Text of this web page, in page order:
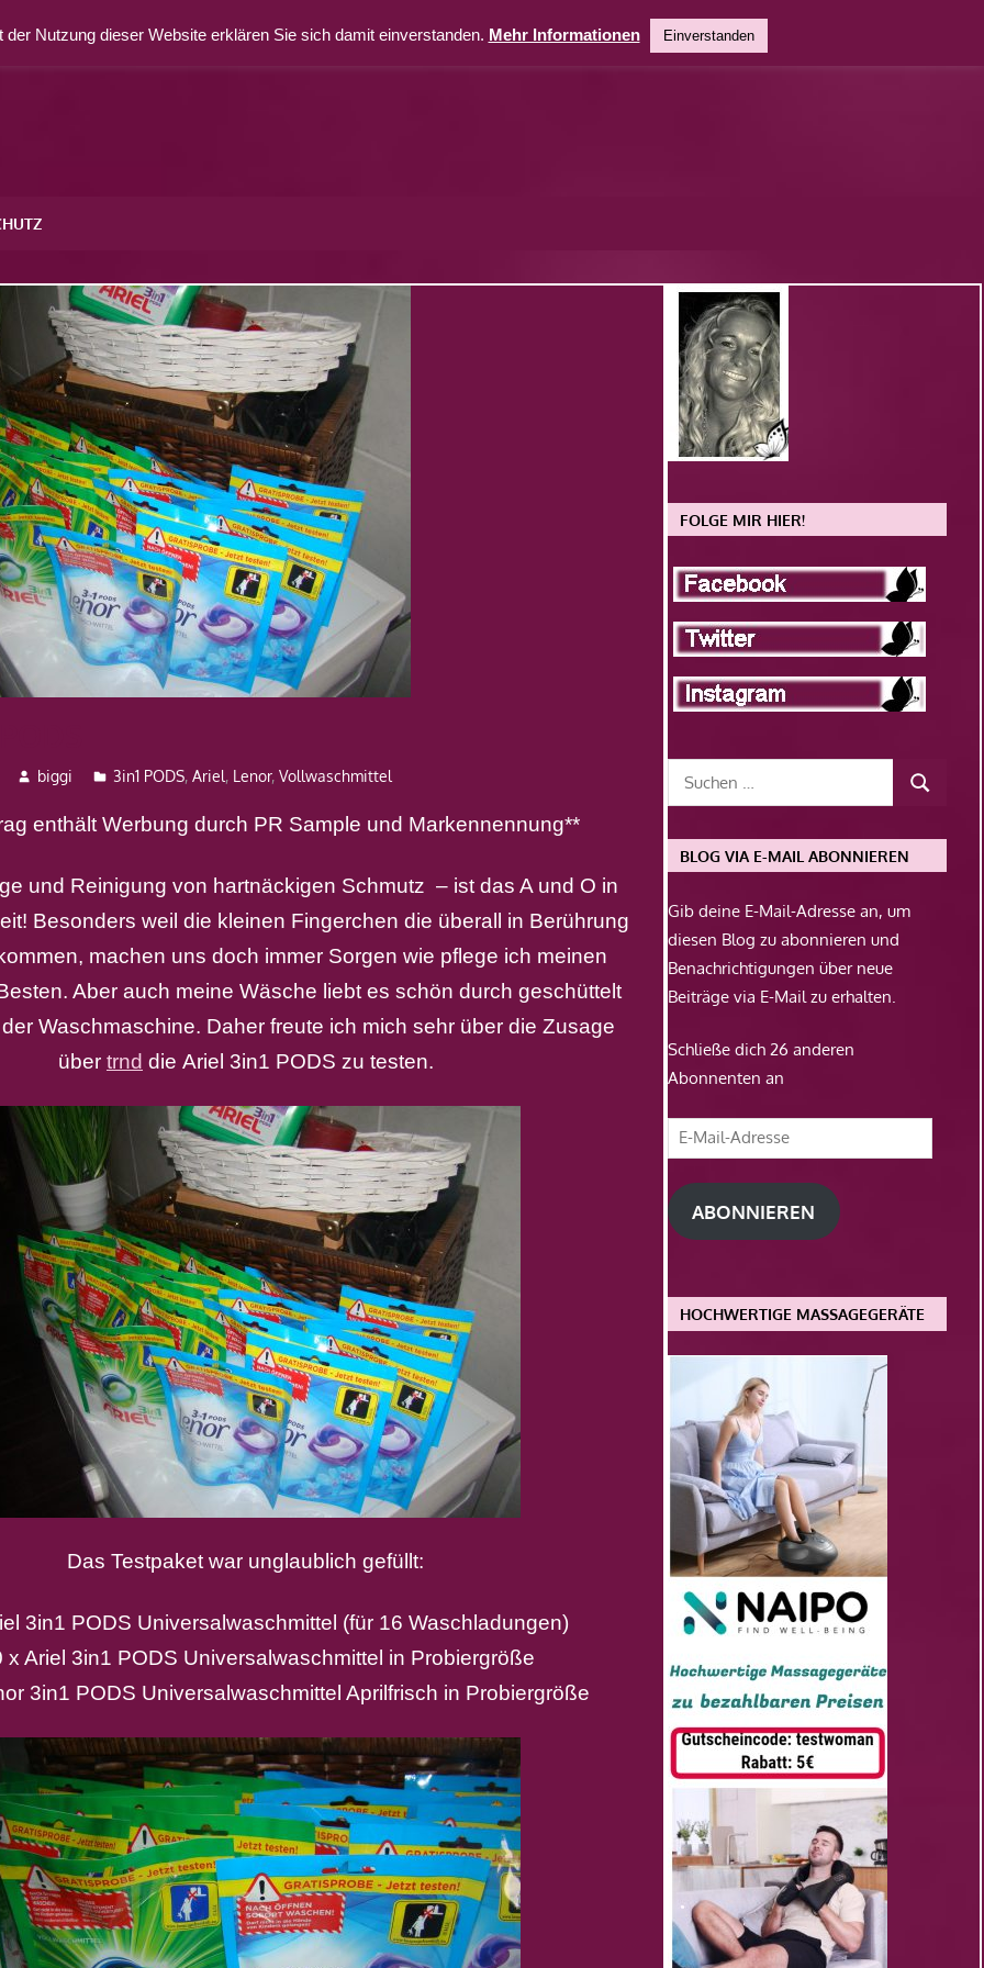
biggi 3in1 PODS, Ariel, Lenor, Vollwaschmittel
enthält Werbung durch PR Sample und Markennennung**
und Reinigung von hartnäckigen Schmutz – ist das A und O in
Besonders weil die kleinen Fingerchen die überall in Berührung
machen uns doch immer Sorgen wie pflege ich meinen
Aber auch meine Wäsche liebt es schön durch geschüttelt
Waschmaschine. Daher freute ich mich sehr über die Zusage
über trnd die Ariel 3in1 PODS zu testen.
Das Testpaket war unglaublich gefüllt:
3in1 PODS Universalwaschmittel (für 16 Waschladungen)
x Ariel 3in1 PODS Universalwaschmittel in Probiergröße
3in1 PODS Universalwaschmittel Aprilfrisch in Probiergröße
FOLGE MIR HIER!
BLOG VIA E-MAIL ABONNIEREN
Gib deine E-Mail-Adresse an, um
diesen Blog zu abonnieren und
Benachrichtigungen über neue
Beiträge via E-Mail zu erhalten.
Schließe dich 26 anderen
Abonnenten an
E-
Mail-
Adresse
ABONNIEREN
HOCHWERTIGE MASSAGEGERÄTE
Nutzung dieser Website erklären Sie sich damit einverstanden. Mehr Informationen Einverstanden